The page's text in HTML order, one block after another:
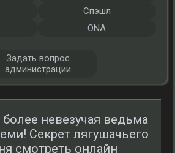
невезучая ведьма
Секрет лягушачьего
смотреть онлайн
Спэшл
ONA
Задать вопрос
администрации